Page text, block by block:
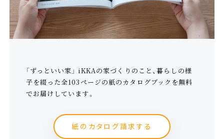
「ずっといい家」 iKKAの家づくりのこと、暮らしの様
子を綴った全103ページの紙のカタログブックを無料
でお届けしています。
紙のカタログ請求する